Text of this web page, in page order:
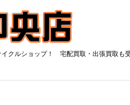
クルショップ！ 宅配買取・出張買取も